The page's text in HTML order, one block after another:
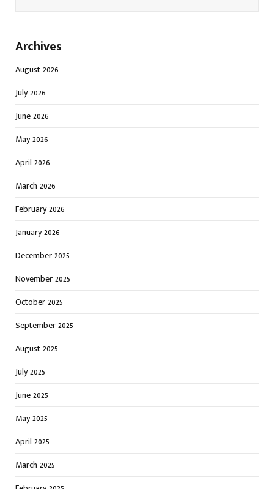
Archives
August 2026
July 2026
June 2026
May 2026
April 2026
March 2026
February 2026
January 2026
December 2025
November 2025
October 2025
September 2025
August 2025
July 2025
June 2025
May 2025
April 2025
March 2025